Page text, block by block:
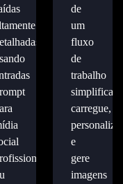
de
um
fluxo
de
trabalho
carregue,
personalize
e
gere
imagens